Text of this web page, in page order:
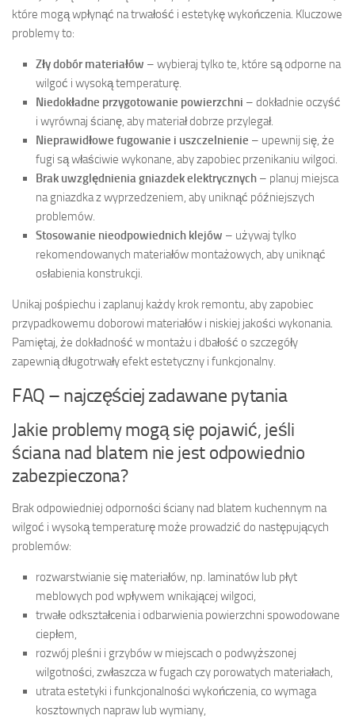
które mogą wpłynąć na trwałość i estetykę wykończenia. Kluczowe
problemy to:
Zły dobór materiałów – wybieraj tylko te, które są odporne na
wilgoć i wysoką temperaturę.
Niedokładne przygotowanie powierzchni – dokładnie oczyść
i wyrównaj ścianę, aby materiał dobrze przylegał.
Nieprawidłowe fugowanie i uszczelnienie – upewnij się, że
fugi są właściwie wykonane, aby zapobiec przenikaniu wilgoci.
Brak uwzględnienia gniazdek elektrycznych – planuj miejsca
na gniazdka z wyprzedzeniem, aby uniknąć późniejszych
problemów.
Stosowanie nieodpowiednich klejów – używaj tylko
rekomendowanych materiałów montażowych, aby uniknąć
osłabienia konstrukcji.
Unikaj pośpiechu i zaplanuj każdy krok remontu, aby zapobiec
przypadkowemu doborowi materiałów i niskiej jakości wykonania.
Pamiętaj, że dokładność w montażu i dbałość o szczegóły
zapewnią długotrwały efekt estetyczny i funkcjonalny.
FAQ – najczęściej zadawane pytania
Jakie problemy mogą się pojawić, jeśli
ściana nad blatem nie jest odpowiednio
zabezpieczona?
Brak odpowiedniej odporności ściany nad blatem kuchennym na
wilgoć i wysoką temperaturę może prowadzić do następujących
problemów:
rozwarstwianie się materiałów, np. laminatów lub płyt
meblowych pod wpływem wnikającej wilgoci,
trwałe odkształcenia i odbarwienia powierzchni spowodowane
ciepłem,
rozwój pleśni i grzybów w miejscach o podwyższonej
wilgotności, zwłaszcza w fugach czy porowatych materiałach,
utrata estetyki i funkcjonalności wykończenia, co wymaga
kosztownych napraw lub wymiany,